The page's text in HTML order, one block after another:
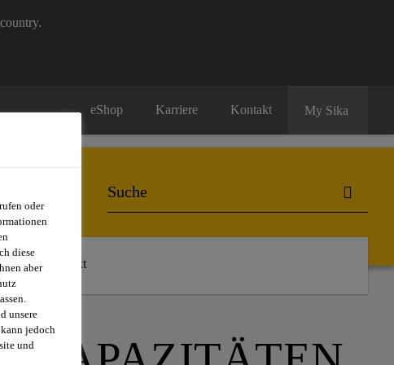
eShop Karriere Kontakt My Sika
Kontakt
oder
diese
aber
unsere
jedoch
und